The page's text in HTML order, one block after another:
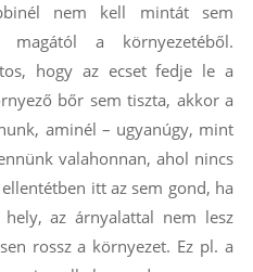
nem kell mintát sem
a környezetéből.
hogy az ecset fedje le a
bőr sem tiszta, akkor a
aminél – ugyanúgy, mint
valahonnan, ahol nincs
itt az sem gond, ha
az árnyalattal nem lesz
rossz a környezet. Ez pl. a